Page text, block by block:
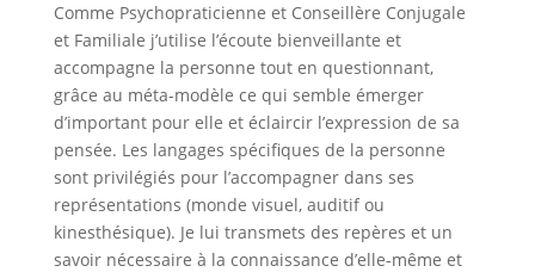
Comme Psychopraticienne et Conseillère Conjugale
et Familiale j’utilise l’écoute bienveillante et
accompagne la personne tout en questionnant,
grâce au méta-modèle ce qui semble émerger
d’important pour elle et éclaircir l’expression de sa
pensée. Les langages spécifiques de la personne
sont privilégiés pour l’accompagner dans ses
représentations (monde visuel, auditif ou
kinesthésique). Je lui transmets des repères et un
savoir nécessaire à la connaissance d’elle-même et